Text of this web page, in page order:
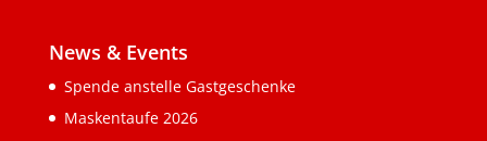
News & Events
Spende anstelle Gastgeschenke
Maskentaufe 2026